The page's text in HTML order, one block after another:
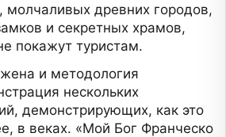
молчаливых древних городов,
и секретных храмов,
покажут туристам.
и методология
нескольких
демонстрирующих, как это
в веках. «Мой Бог Франческо